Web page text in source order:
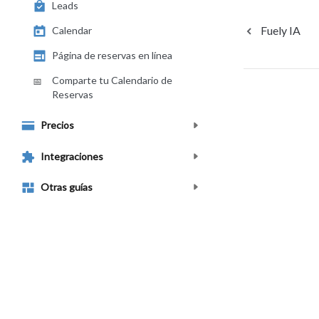
Leads
Calendar
Página de reservas en línea
📅
Comparte tu Calendario de
Reservas
Precios
Integraciones
Otras guías
Fuely IA